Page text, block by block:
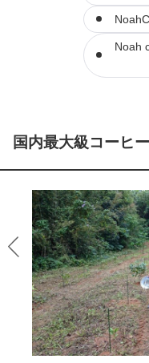
Noah
国内最大級コーヒ